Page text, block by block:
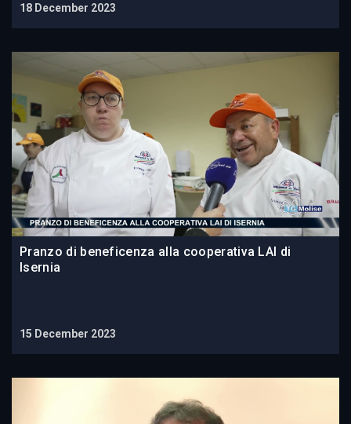
18 December 2023
Pranzo di beneficenza alla cooperativa LAI di
Isernia
15 December 2023